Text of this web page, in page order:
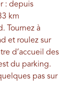
: depuis
km
Tournez à
et roulez sur
d’accueil des
du parking.
pas sur